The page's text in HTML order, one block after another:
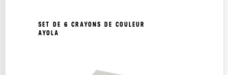
SET DE 6 CRAYONS DE COULEUR
AYOLA